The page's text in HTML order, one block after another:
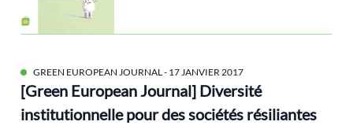
GREEN EUROPEAN JOURNAL- 17 JANVIER 2017
[Green European Journal] Diversité
institutionnelle pour des sociétés résiliantes
prolifération
PSU
Rassemblement National
régionalisme